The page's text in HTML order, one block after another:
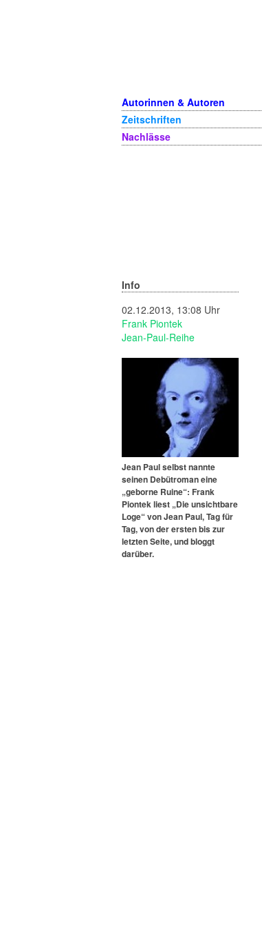
Autorinnen & Autoren
Zeitschriften
Nachlässe
Info
02.12.2013, 13:08 Uhr
Frank Piontek
Jean-Paul-Reihe
Jean Paul selbst nannte
seinen Debütroman eine
„geborne Ruine“: Frank
Piontek liest „Die unsichtbare
Loge“ von Jean Paul, Tag für
Tag, von der ersten bis zur
letzten Seite, und bloggt
darüber.